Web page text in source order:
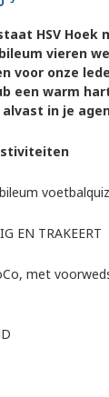
HSV Hoek
vieren
voor onze
een warm
in je
voetbalquiz
EN TRAKEERT
met